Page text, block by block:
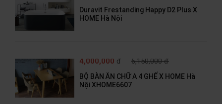
Duravit Frestanding Happy D2 Plus X
HOME Hà Nội
4,000,000 đ 6,150,000 đ
BỘ BÀN ĂN CHỮ A 4 GHẾ X HOME Hà
Nội XHOME6607